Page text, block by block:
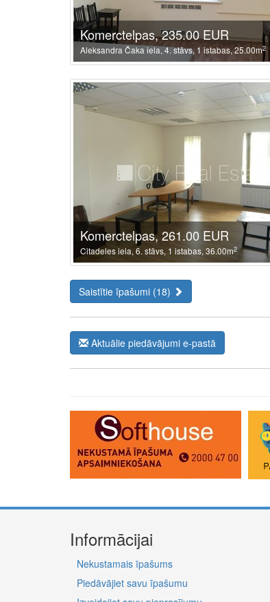
Komerctelpas, 235.00 EUR
Aleksandra Čaka iela, 4. stāvs, 1 istabas, 25.00m2
Komerctelpas, 261.00 EUR
Citadeles iela, 6. stāvs, 1 istabas, 36.00m2
Saistītie īpašumi (18)
Aktuālie piedāvājumi e-pastā
Informācijai
Nekustamais īpašums
Piedāvājiet savu īpašumu